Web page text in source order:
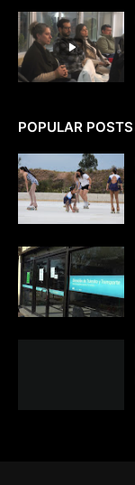
POPULAR POSTS